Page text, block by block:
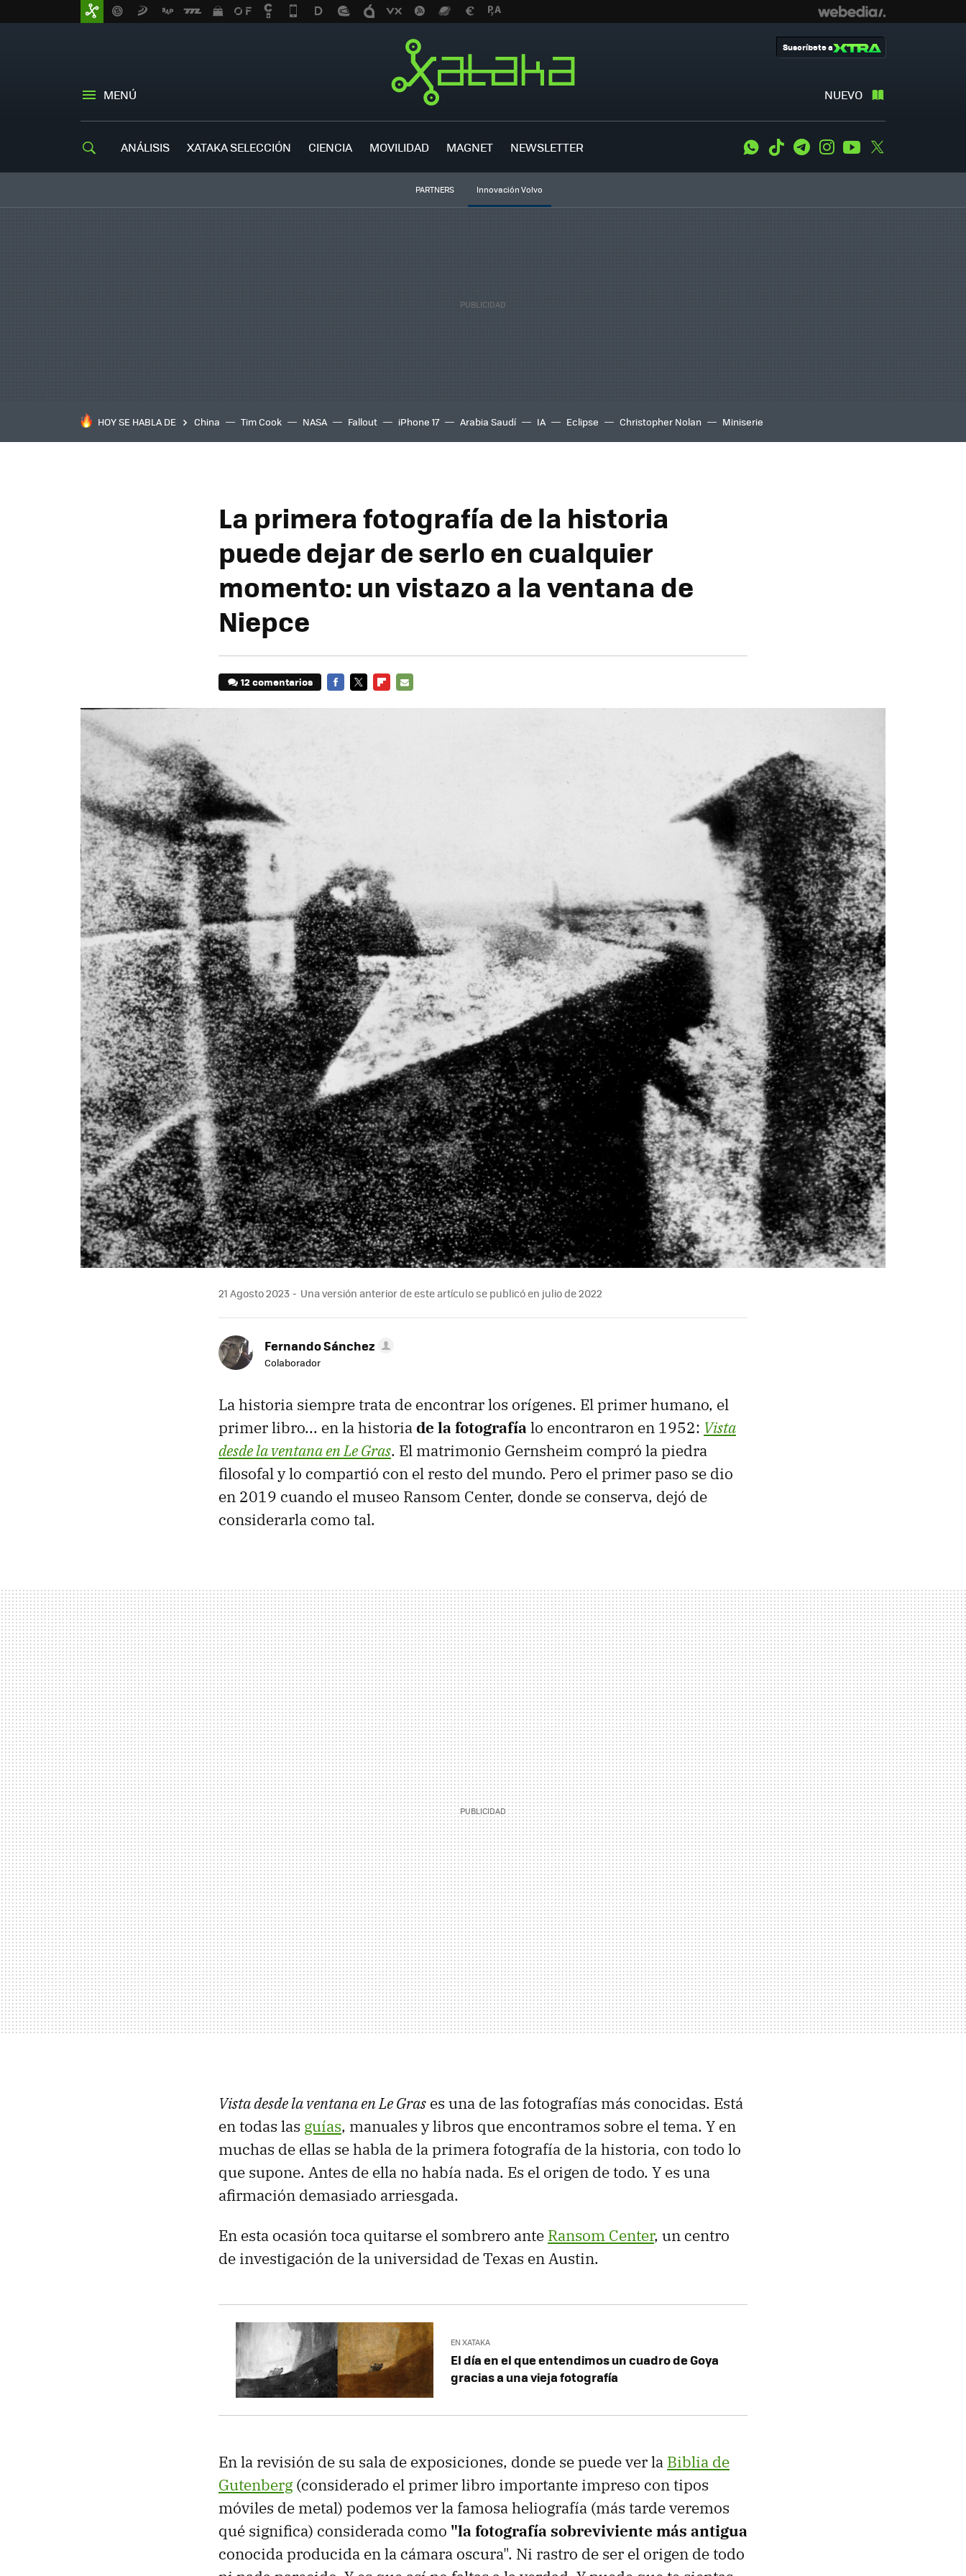
MENÚ NUEVO
Suscríbete a
ANÁLISIS XATAKA SELECCIÓN CIENCIA MOVILIDAD MAGNET NEWSLETTER WhatsApp
Tiktok TelegramInstagramYoutube
PARTNERS Innovación Volvo
HOY SE HABLA DE China Tim Cook NASA Fallout iPhone 17 Arabia Saudí IA Eclipse Christopher Nolan Miniserie
La primera fotografía de la historia
puede dejar de serlo en cualquier
momento: un vistazo a la ventana de
Niepce
12 comentarios
21 Agosto 2023 Una versión anterior de este artículo se publicó en julio de 2022
Fernando Sánchez
Colaborador
La historia siempre trata de encontrar los orígenes. El primer humano, el
primer libro... en la historiade la fotografía lo encontraron en 1952: Vista
desde la ventana en Le Gras. El matrimonio Gernsheim compró la piedra
filosofal y lo compartió con el resto del mundo. Pero el primer paso se dio
en 2019 cuando el museo Ransom Center, donde se conserva, dejó de
considerarla como tal.
Vista desde la ventana en Le Gras es una de las fotografías más conocidas. Está
en todas las guías, manuales y libros que encontramos sobre el tema. Y en
muchas de ellas se habla de la primera fotografía de la historia, con todo lo
que supone. Antes de ella no había nada. Es el origen de todo. Y es una
afirmación demasiado arriesgada.
En esta ocasión toca quitarse el sombrero ante Ransom Center, un centro
de investigación de la universidad de Texas en Austin.
EN XATAKA
El día en el que entendimos un cuadro de Goya
gracias a una vieja fotografía
En la revisión de su sala de exposiciones, donde se puede ver la Biblia de
Gutenberg (considerado el primer libro importante impreso con tipos
móviles de metal) podemos ver la famosa heliografía (más tarde veremos
qué significa) considerada como "la fotografía sobreviviente más antigua
conocida producida en la cámara oscura". Ni rastro de ser el origen de todo